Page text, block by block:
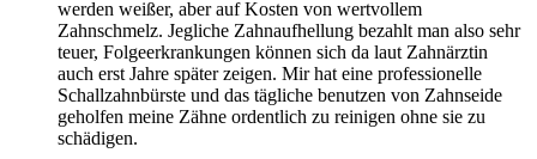
werden weißer, aber auf Kosten von wertvollem
Zahnschmelz. Jegliche Zahnaufhellung bezahlt man also sehr
teuer, Folgeerkrankungen können sich da laut Zahnärztin
auch erst Jahre später zeigen. Mir hat eine professionelle
Schallzahnbürste und das tägliche benutzen von Zahnseide
geholfen meine Zähne ordentlich zu reinigen ohne sie zu
schädigen.